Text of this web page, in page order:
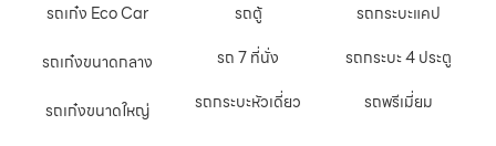
รถเก๋ง Eco Car
รถเก๋งขนาดกลาง
รถเก๋งขนาดใหญ่
รถตู้
รถ 7 ที่นั่ง
รถกระบะหัวเดี่ยว
รถกระบะแคป
รถกระบะ 4 ประตู
รถพรีเมี่ยม